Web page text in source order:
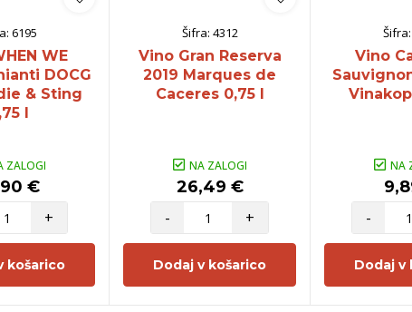
6195
WE
DOCG
& Sting
l
ZALOGI
€
+
košarico
Šifra: 4312
Vino Gran Reserva
2019 Marques de
Caceres 0,75 l
NA ZALOGI
26,49 €
-
+
Dodaj v košarico
Vino
NA
-
Dodaj v